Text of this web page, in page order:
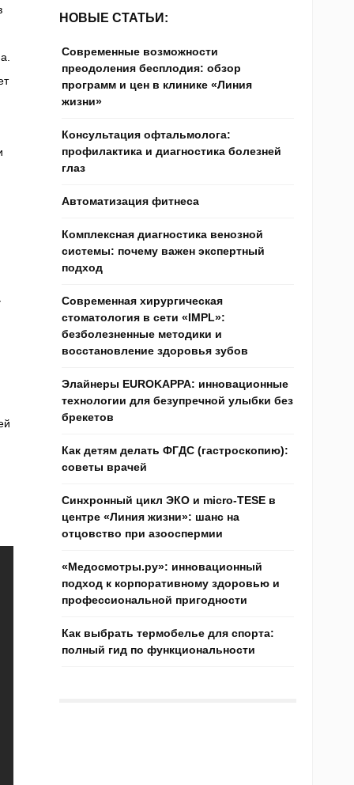
НОВЫЕ СТАТЬИ:
Современные возможности
преодоления бесплодия: обзор
программ и цен в клинике «Линия
жизни»
Консультация офтальмолога:
профилактика и диагностика болезней
глаз
Автоматизация фитнеса
Комплексная диагностика венозной
системы: почему важен экспертный
подход
Современная хирургическая
стоматология в сети «IMPL»:
безболезненные методики и
восстановление здоровья зубов
Элайнеры EUROKAPPA: инновационные
технологии для безупречной улыбки без
брекетов
Как детям делать ФГДС (гастроскопию):
советы врачей
Синхронный цикл ЭКО и micro-TESE в
центре «Линия жизни»: шанс на
отцовство при азооспермии
«Медосмотры.ру»: инновационный
подход к корпоративному здоровью и
профессиональной пригодности
Как выбрать термобелье для спорта:
полный гид по функциональности